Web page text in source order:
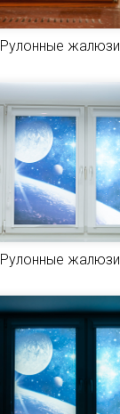
Рулонные жалюзи
Рулонные жалюзи